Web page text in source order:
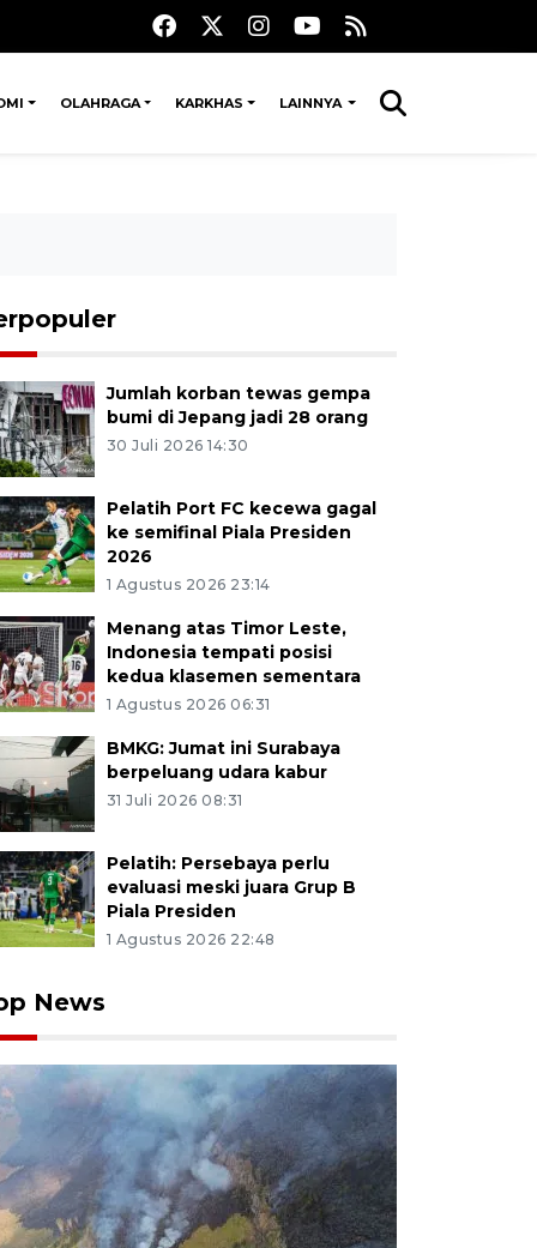
OLAHRAGA KARKHAS LAINNYA
Jumlah korban tewas gempa
bumi di Jepang jadi 28 orang
30 Juli 2026 14:30
Pelatih Port FC kecewa gagal
ke semifinal Piala Presiden
2026
1 Agustus 2026 23:14
Menang atas Timor Leste,
Indonesia tempati posisi
kedua klasemen sementara
1 Agustus 2026 06:31
BMKG: Jumat ini Surabaya
berpeluang udara kabur
31 Juli 2026 08:31
Pelatih: Persebaya perlu
evaluasi meski juara Grup B
Piala Presiden
1 Agustus 2026 22:48
News